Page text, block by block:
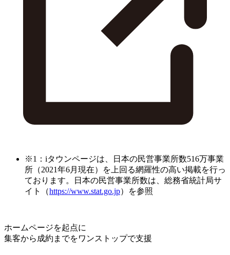
※1：iタウンページは、日本の民営事業所数516万事業
所（2021年6月現在）を上回る網羅性の高い掲載を行っ
ております。日本の民営事業所数は、総務省統計局サ
イト（https://www.stat.go.jp）を参照
ホームページを起点に
集客から成約までをワンストップで支援